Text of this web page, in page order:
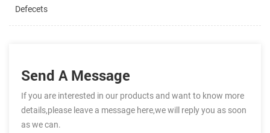
Defecets
Send A Message
If you are interested in our products and want to know more
details,please leave a message here,we will reply you as soon
as we can.